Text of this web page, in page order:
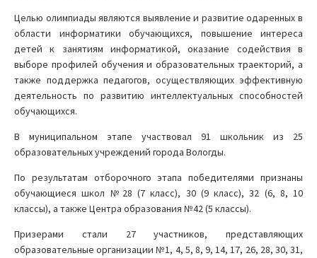
Целью олимпиады являются выявление и развитие одаренных в
области информатики обучающихся, повышение интереса
детей к занятиям информатикой, оказание содействия в
выборе профилей обучения и образовательных траекторий, а
также поддержка педагогов, осуществляющих эффективную
деятельность по развитию интеллектуальных способностей
обучающихся.
В муниципальном этапе участвовал 91 школьник из 25
образовательных учреждений города Вологды.
По результатам отборочного этапа победителями признаны
обучающиеся школ №28 (7 класс), 30 (9 класс), 32 (6, 8, 10
классы), а также Центра образования №42 (5 классы).
Призерами стали 27 участников, представляющих
образовательные организации №1, 4, 5, 8, 9, 14, 17, 26, 28, 30, 31,